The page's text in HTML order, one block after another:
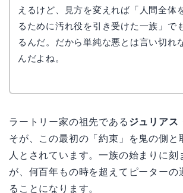
えるけど、見方を変えれば「人間全体
るために汚れ役を引き受けた一族」で
るんだ。だから単純な悪とは言い切れ
んだよね。
ラートリー家の祖先である ジュリアス
そが、この最初の「約束」を鬼の側と
人とされています。一族の始まりに刻
が、何百年もの時を超えてピーターの
ることになります。